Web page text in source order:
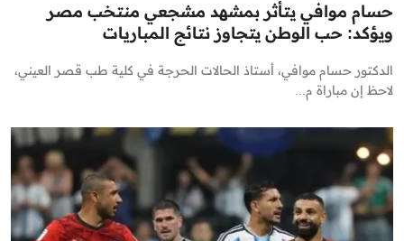
حسام موافي يتأثر بمشهد مشجعي منتخب مصر
ويؤكد: حب الوطن يتجاوز نتائج المباريات
الدكتور حسام موافي، أستاذ الحالات الحرجة في كلية طب قصر العيني،
لاحظ إن مباراة م...